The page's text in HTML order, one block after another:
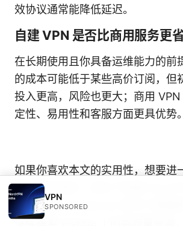
效协议通常能降低延迟。
自建 VPN 是否比商用服务更省
在长期使用且你具备运维能力的前
的成本可能低于某些高价订阅，但
投入更高，风险也更大；商用
定性、易用性和客服方面更具优势。
如果你喜欢本文的实用性，想要进
验和隐私保护，别忘了查看
息，点击上方 banner 即可了解最
继续探索 GitHub 上的高质量资源
VPN
SPONSORED